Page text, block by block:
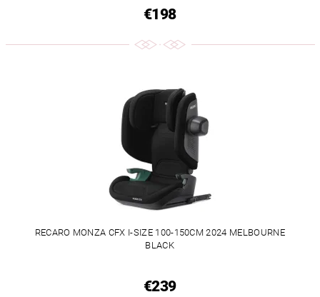
€198
RECARO MONZA CFX I-SIZE 100-150CM 2024 MELBOURNE
BLACK
€239